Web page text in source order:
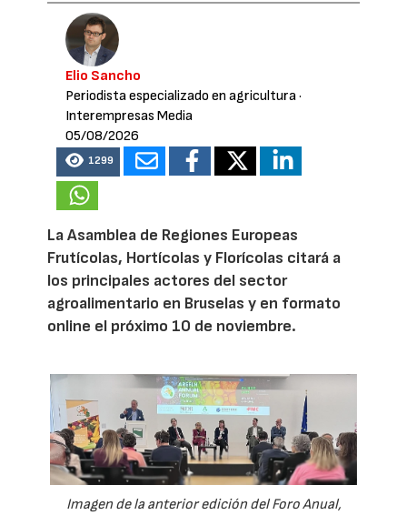
Elio Sancho
Periodista especializado en agricultura·
Interempresas Media
05/08/2026
1299
La Asamblea de Regiones Europeas
Frutícolas, Hortícolas y Florícolas citará a
los principales actores del sector
agroalimentario en Bruselas y en formato
online el próximo 10 de noviembre.
Imagen de la anterior edición del Foro Anual,